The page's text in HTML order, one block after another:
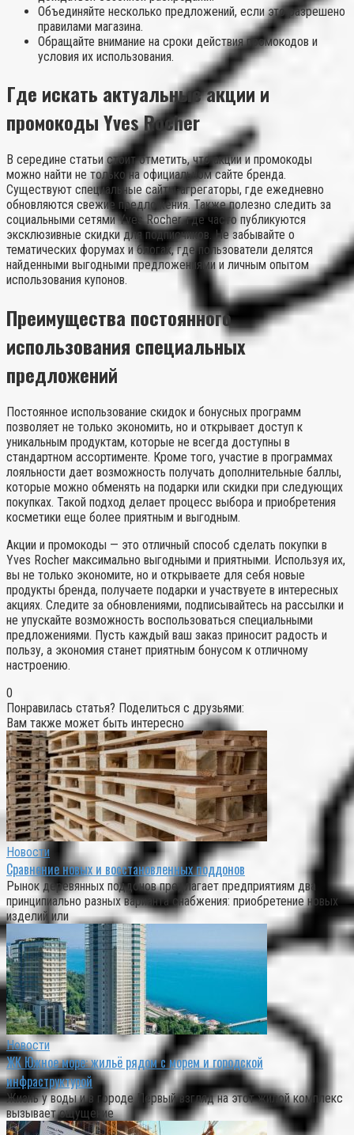
Объединяйте несколько предложений, если это разрешено
правилами магазина.
Обращайте внимание на сроки действия промокодов и
условия их использования.
Где искать актуальные акции и
промокоды Yves Rocher
В середине статьи стоит отметить, что акции и промокоды
можно найти не только на официальном сайте бренда.
Существуют специальные сайты-агрегаторы, где ежедневно
обновляются свежие предложения. Также полезно следить за
социальными сетями Yves Rocher, где часто публикуются
эксклюзивные скидки для подписчиков. Не забывайте о
тематических форумах и блогах, где пользователи делятся
найденными выгодными предложениями и личным опытом
использования купонов.
Преимущества постоянного
использования специальных
предложений
Постоянное использование скидок и бонусных программ
позволяет не только экономить, но и открывает доступ к
уникальным продуктам, которые не всегда доступны в
стандартном ассортименте. Кроме того, участие в программах
лояльности дает возможность получать дополнительные баллы,
которые можно обменять на подарки или скидки при следующих
покупках. Такой подход делает процесс выбора и приобретения
косметики еще более приятным и выгодным.
Акции и промокоды — это отличный способ сделать покупки в
Yves Rocher максимально выгодными и приятными. Используя их,
вы не только экономите, но и открываете для себя новые
продукты бренда, получаете подарки и участвуете в интересных
акциях. Следите за обновлениями, подписывайтесь на рассылки и
не упускайте возможность воспользоваться специальными
предложениями. Пусть каждый ваш заказ приносит радость и
пользу, а экономия станет приятным бонусом к отличному
настроению.
0
Понравилась статья? Поделиться с друзьями:
Вам также может быть интересно
Новости
Сравнение новых и восстановленных поддонов
Рынок деревянных поддонов предлагает предприятиям два
принципиально разных варианта снабжения: приобретение новых
изделий или
Новости
ЖК Южное море: жильё рядом с морем и городской
инфраструктурой
Жизнь у воды и в городе Первый взгляд на этот жилой комплекс
вызывает ощущение